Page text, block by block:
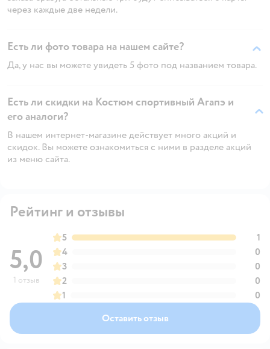
через каждые две недели.
Есть ли фото товара на нашем сайте?
Да, у нас вы можете увидеть 5 фото под названием товара.
Есть ли скидки на Костюм спортивный Агапэ и
его аналоги?
В нашем интернет-магазине действует много акций и
скидок. Вы можете ознакомиться с ними в разделе акций
из меню сайта.
Рейтинг и отзывы
5,0
1 отзыв
5
1
4
0
3
0
2
0
1
0
Оставить отзыв